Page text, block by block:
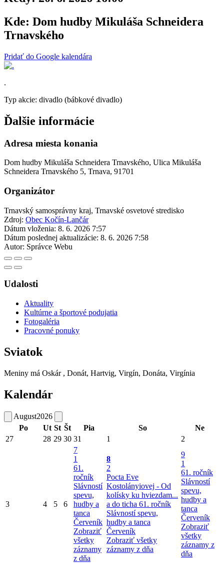
Kde: Dom hudby Mikuláša Schneidera
Trnavského
Pridať do Google kalendára
.
Typ akcie: divadlo (bábkové divadlo)
Ďalšie informácie
Adresa miesta konania
Dom hudby Mikuláša Schneidera Trnavského, Ulica Mikuláša
Schneidera Trnavského 5, Trnava, 91701
Organizátor
Trnavský samosprávny kraj, Trnavské osvetové stredisko
Zdroj: Obec Kočín-Lančár
Dátum vloženia: 8. 6. 2026 7:57
Dátum poslednej aktualizácie: 8. 6. 2026 7:58
Autor: Správce Webu
Udalosti
Aktuality
Kultúrne a športové podujatia
Fotogaléria
Pracovné ponuky
Sviatok
Meniny má Oskár , Donát, Hartvig, Virgín, Donáta, Virgínia
Kalendár
August2026
Po
Ut St Št Pia So
Ne
27
28 29 30 31 1 2
3 4 5 6
7
1
61.
ročník
Slávností
spevu,
hudby a
tanca
Červeník
Zobraziť
všetky
záznamy
z dňa
8
2
Pocta Eve
Kostolányiovej - Od
kolísky ku hviezdam...
a do ticha 61. ročník
Slávností spevu,
hudby a tanca
Červeník
Zobraziť všetky
záznamy z dňa
9
1
61. ročník
Slávností
spevu,
hudby a
tanca
Červeník
Zobraziť
všetky
záznamy z
dňa